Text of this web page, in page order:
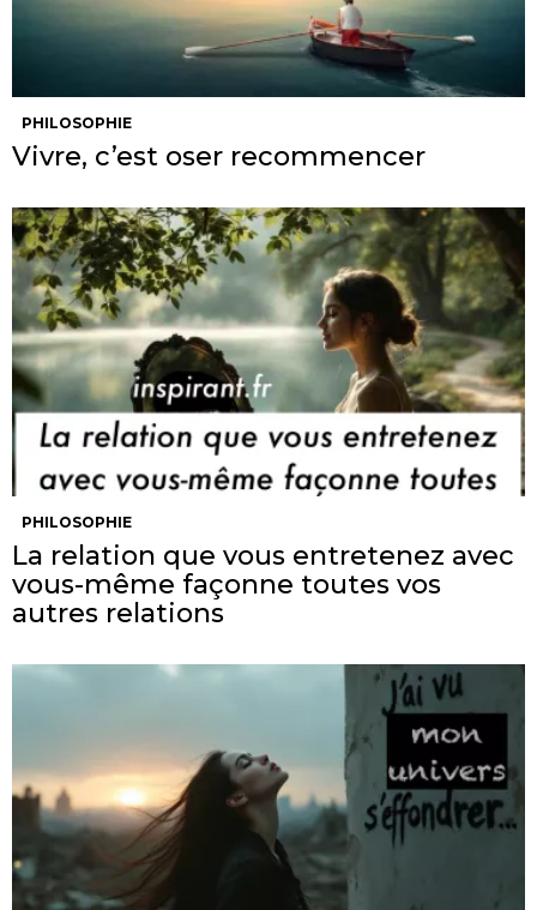
PHILOSOPHIE
Vivre, c’est oser recommencer
PHILOSOPHIE
La relation que vous entretenez avec
vous-même façonne toutes vos
autres relations